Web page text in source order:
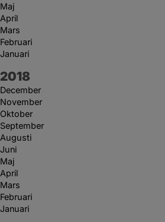
Maj
April
Mars
Februari
Januari
År:
2018
December
November
Oktober
September
Augusti
Juni
Maj
April
Mars
Februari
Januari